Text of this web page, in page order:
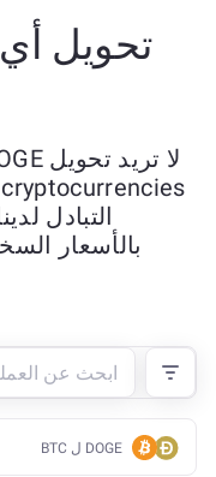
تحويل
التبادل
بالأسعار
DOGE ل BTC